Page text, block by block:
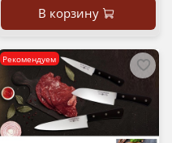
В корзину
Рекомендуем